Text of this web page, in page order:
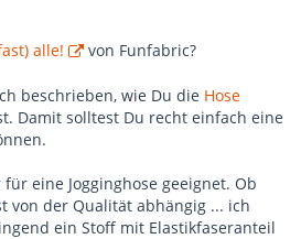
alle! von Funfabric?
beschrieben, wie Du die Hose
Damit solltest Du recht einfach eine
eine Jogginghose geeignet. Ob
von der Qualität abhängig ... ich
ein Stoff mit Elastikfaseranteil